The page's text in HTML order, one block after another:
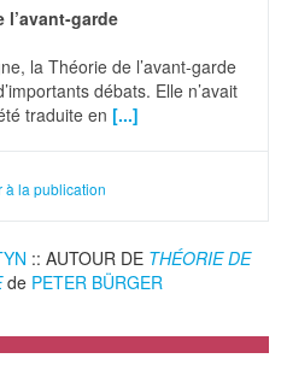
l’avant-garde
la Théorie de l’avant-garde
débats. Elle n’avait
traduite en [...]
à la publication
:: AUTOUR DE THÉORIE DE
de PETER BÜRGER